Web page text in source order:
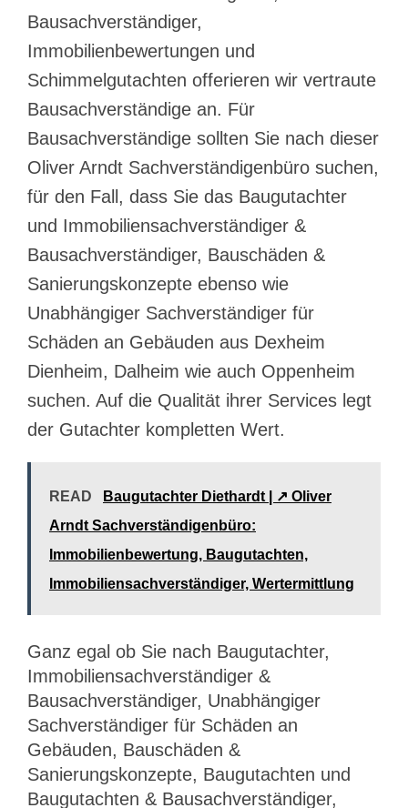
Bausachverständiger,
Immobilienbewertungen und
Schimmelgutachten offerieren wir vertraute
Bausachverständige an. Für
Bausachverständige sollten Sie nach dieser
Oliver Arndt Sachverständigenbüro suchen,
für den Fall, dass Sie das Baugutachter
und Immobiliensachverständiger &
Bausachverständiger, Bauschäden &
Sanierungskonzepte ebenso wie
Unabhängiger Sachverständiger für
Schäden an Gebäuden aus Dexheim
Dienheim, Dalheim wie auch Oppenheim
suchen. Auf die Qualität ihrer Services legt
der Gutachter kompletten Wert.
READ
Baugutachter Diethardt | ↗️ Oliver
Arndt Sachverständigenbüro:
Immobilienbewertung, Baugutachten,
Immobiliensachverständiger, Wertermittlung
Ganz egal ob Sie nach Baugutachter,
Immobiliensachverständiger &
Bausachverständiger, Unabhängiger
Sachverständiger für Schäden an
Gebäuden, Bauschäden &
Sanierungskonzepte, Baugutachten und
Baugutachten & Bausachverständiger,